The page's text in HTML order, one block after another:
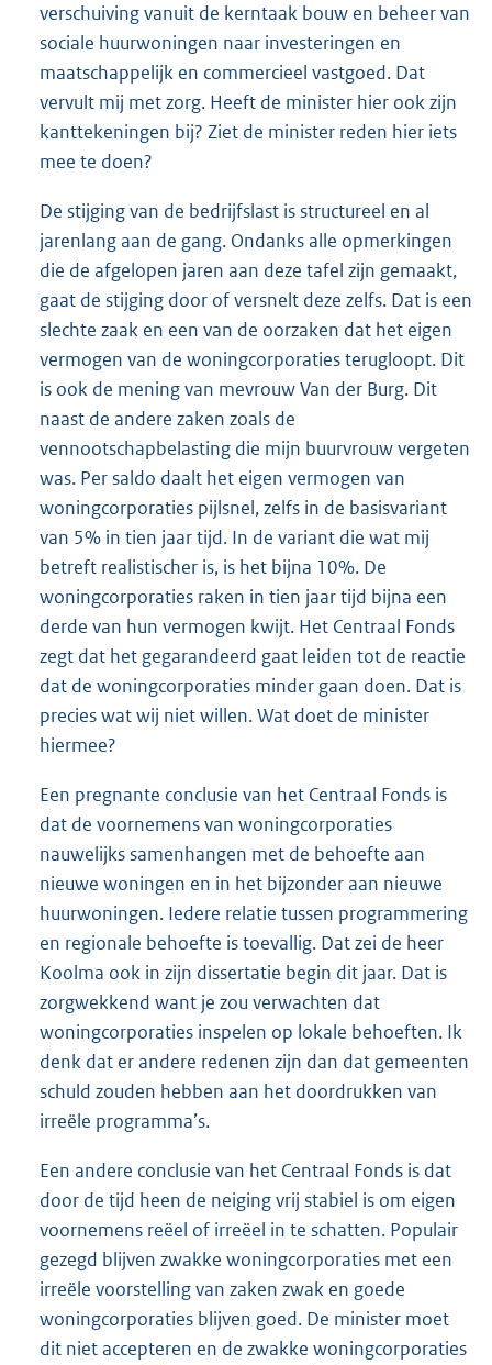
verschuiving vanuit de kerntaak bouw en beheer van
sociale huurwoningen naar investeringen en
maatschappelijk en commercieel vastgoed. Dat
vervult mij met zorg. Heeft de minister hier ook zijn
kanttekeningen bij? Ziet de minister reden hier iets
mee te doen?
De stijging van de bedrijfslast is structureel en al
jarenlang aan de gang. Ondanks alle opmerkingen
die de afgelopen jaren aan deze tafel zijn gemaakt,
gaat de stijging door of versnelt deze zelfs. Dat is een
slechte zaak en een van de oorzaken dat het eigen
vermogen van de woningcorporaties terugloopt. Dit
is ook de mening van mevrouw Van der Burg. Dit
naast de andere zaken zoals de
vennootschapbelasting die mijn buurvrouw vergeten
was. Per saldo daalt het eigen vermogen van
woningcorporaties pijlsnel, zelfs in de basisvariant
van 5% in tien jaar tijd. In de variant die wat mij
betreft realistischer is, is het bijna 10%. De
woningcorporaties raken in tien jaar tijd bijna een
derde van hun vermogen kwijt. Het Centraal Fonds
zegt dat het gegarandeerd gaat leiden tot de reactie
dat de woningcorporaties minder gaan doen. Dat is
precies wat wij niet willen. Wat doet de minister
hiermee?
Een pregnante conclusie van het Centraal Fonds is
dat de voornemens van woningcorporaties
nauwelijks samenhangen met de behoefte aan
nieuwe woningen en in het bijzonder aan nieuwe
huurwoningen. Iedere relatie tussen programmering
en regionale behoefte is toevallig. Dat zei de heer
Koolma ook in zijn dissertatie begin dit jaar. Dat is
zorgwekkend want je zou verwachten dat
woningcorporaties inspelen op lokale behoeften. Ik
denk dat er andere redenen zijn dan dat gemeenten
schuld zouden hebben aan het doordrukken van
irreële programma’s.
Een andere conclusie van het Centraal Fonds is dat
door de tijd heen de neiging vrij stabiel is om eigen
voornemens reëel of irreëel in te schatten. Populair
gezegd blijven zwakke woningcorporaties met een
irreële voorstelling van zaken zwak en goede
woningcorporaties blijven goed. De minister moet
dit niet accepteren en de zwakke woningcorporaties